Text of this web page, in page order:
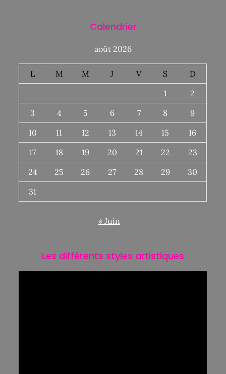
Calendrier
août 2026
L M M J V S
D
1
2
3
4 5 6 7 8
9
10
11 12 13 14 15
16
17
18 19 20 21 22
23
24
25 26 27 28 29
30
31
« Juin
Les différents styles artistiques